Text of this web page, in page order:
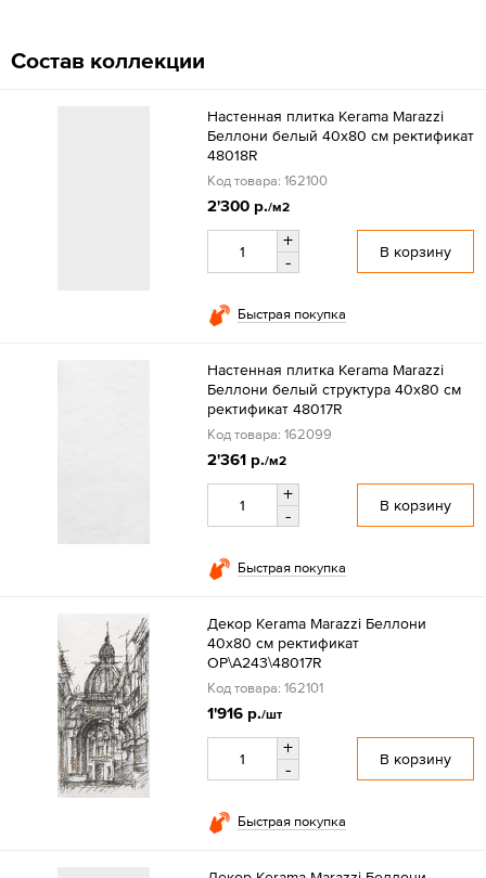
Состав коллекции
Настенная плитка Kerama Marazzi
Беллони белый 40x80 см ректификат
48018R
Код товара: 162100
2'300 р./м2
+
-
В корзину
Быстрая покупка
Настенная плитка Kerama Marazzi
Беллони белый структура 40x80 см
ректификат 48017R
Код товара: 162099
2'361 р./м2
+
-
В корзину
Быстрая покупка
Декор Kerama Marazzi Беллони
40x80 см ректификат
OP\A243\48017R
Код товара: 162101
1'916 р./шт
+
-
В корзину
Быстрая покупка